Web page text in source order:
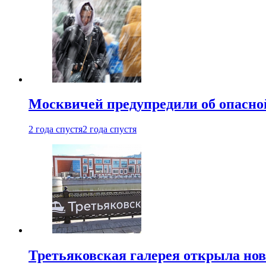
Москвичей предупредили об
2 года спустя2 года спустя
Третьяковская галерея открыла